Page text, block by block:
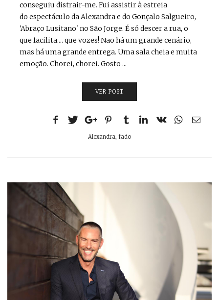
conseguiu distrair-me. Fui assistir à estreia
do espectáculo da Alexandra e do Gonçalo Salgueiro,
'Abraço Lusitano' no São Jorge. É só descer a rua, o
que facilita.... que vozes! Não há um grande cenário,
mas há uma grande entrega. Uma sala cheia e muita
emoção. Chorei, chorei. Gosto ...
VER POST
Alexandra, fado